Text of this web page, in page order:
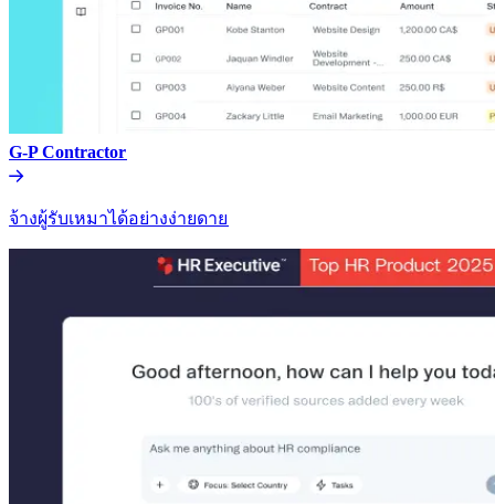
G-P Contractor​​
จ้างผู้รับเหมาได้อย่างง่ายดาย​​